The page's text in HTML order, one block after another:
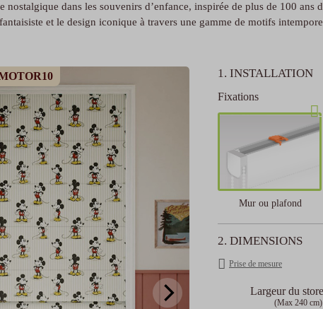
nostalgique dans les souvenirs d’enfance, inspirée de plus de 100 ans
et le design iconique à travers une gamme de motifs
1. INSTALLATION
Fixations
Mur ou plafond
2. DIMENSIONS
Prise de mesure
Largeur du
(Max 240 cm)